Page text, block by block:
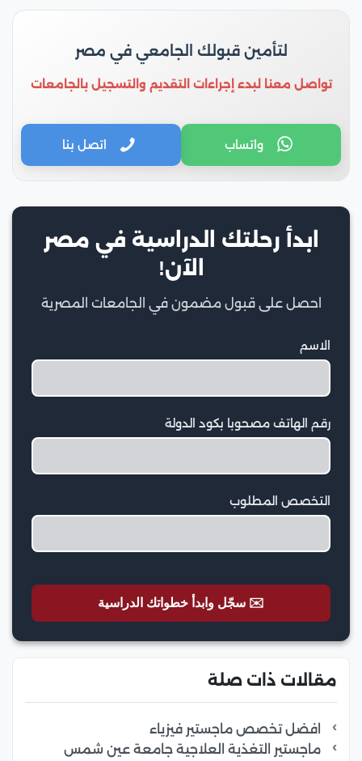
لتأمين قبولك الجامعي في مصر
تواصل معنا لبدء إجراءات التقديم والتسجيل بالجامعات
واتساب اتصل بنا
ابدأ رحلتك الدراسية في مصر
الآن!
احصل على قبول مضمون في الجامعات المصرية
الاسم
رقم الهاتف مصحوبا بكود الدولة
التخصص المطلوب
✉️ سجّل وابدأ خطواتك الدراسية
مقالات ذات صلة
افضل تخصص ماجستير فيزياء
ماجستير التغذية العلاجية جامعة عين شمس